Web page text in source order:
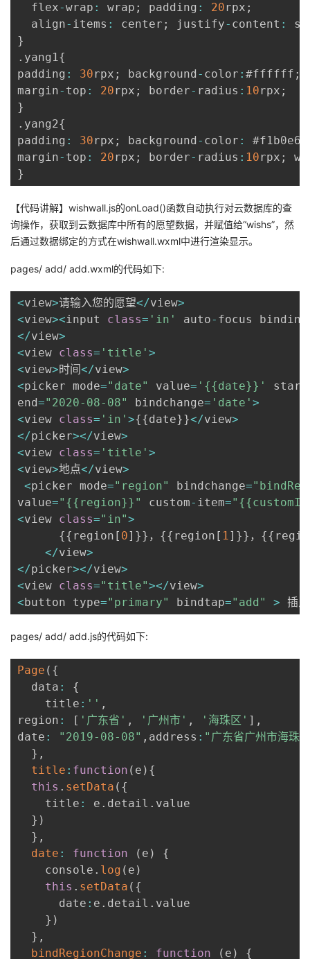
  flex
-wrap : wrap ; padding : 20rpx ;
  align
- items : center ; justify- content :
}
. yang1{
padding : 30rpx ; background - color : #ffffff ;
margin- top : 20rpx ; border- radius : 10rpx ;
}
. yang2{
padding : 30rpx ; background - color : #f1b0e6
margin- top : 20rpx ; border- radius : 10rpx ;
}
【代码讲解】wishwall.js的onLoad()函数自动执行对云数据库的查
询操作，获取到云数据库中所有的愿望数据，并赋值给“wishs”，然
后通过数据绑定的方式在wishwall.wxml中进行渲染显示。
pages/ add/ add.wxml的代码如下:
<view>请输入您的愿望</view>
<view><input class= 'in' auto- focus
</view>
<view class= 'title' >
<view>时间</view>
<picker mode="date" value= '{{date}}' start
end="2020-08-08" bindchange= 'date' >
<view class= 'in' >{{date}}</view>
</picker></view>
<view class= 'title' >
<view>地点</view>
<picker mode="region" bindchange=
value="{{region}}" custom- item=
<view class="in">
{{ region [ 0] }} ， {{ region [ 1] }} ， {{
</view>
</picker></view>
<view class="title"></view>
<button type="primary" bindtap="add" > 插
pages/ add/ add.js的代码如下:
Page ( {
  data
:
{
    title
: '' ,
region : [ '广东省' , '广州市' , '海珠区' ] ,
date : "2019-08-08" , address : "广东省广州市海珠
} ,
title : function ( e ) {
this . setData ( {
    title
: e . detail . value
} )
} ,
date : function ( e )
{
    console
. log ( e )
this . setData ( {
      date
: e . detail . value
} )
} ,
bindRegionChange : function ( e ) {